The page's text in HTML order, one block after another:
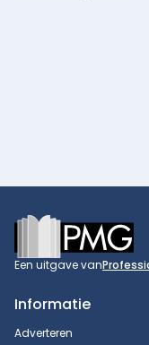
Footer
Een uitgave van
Informatie
Adverteren